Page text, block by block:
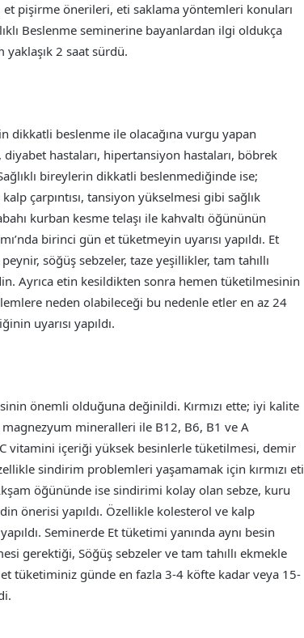
pişirme önerileri, eti saklama yöntemleri konuları
Beslenme seminerine bayanlardan ilgi oldukça
yaklaşık 2 saat sürdü.
dikkatli beslenme ile olacağına vurgu yapan
hastaları, hipertansiyon hastaları, böbrek
bireylerin dikkatli beslenmediğinde ise;
çarpıntısı, tansiyon yükselmesi gibi sağlık
kurban kesme telaşı ile kahvaltı öğününün
birinci gün et tüketmeyin uyarısı yapıldı. Et
söğüş sebzeler, taze yeşillikler, tam tahıllı
Ayrıca etin kesildikten sonra hemen tüketilmesinin
neden olabileceği bu nedenle etler en az 24
uyarısı yapıldı.
önemli olduğuna değinildi. Kırmızı ette; iyi kalite
mineralleri ile B12, B6, B1 ve A
vitamini içeriği yüksek besinlerle tüketilmesi, demir
sindirim problemleri yaşamamak için kırmızı eti
öğününde ise sindirimi kolay olan sebze, kuru
önerisi yapıldı. Özellikle kolesterol ve kalp
Seminerde Et tüketimi yanında aynı besin
gerektiği, Söğüş sebzeler ve tam tahıllı ekmekle
tüketiminiz günde en fazla 3-4 köfte kadar veya 15-